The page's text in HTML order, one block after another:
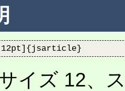
イズ 12、